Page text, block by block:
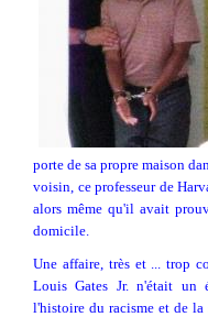
porte de sa propre maison
voisin, ce professeur de
alors même qu'il avait
domicile.
Une affaire, très et ... trop
Louis Gates Jr. n'était un
l'histoire du racisme et de